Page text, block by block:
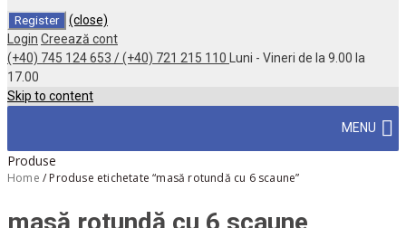
(close)
Login Creează cont
(+40) 745 124 653 / (+40) 721 215 110
Luni - Vineri de la 9.00 la
17.00
Skip to content
MENU
Produse
Home / Produse etichetate “masă rotundă cu 6 scaune”
masă rotundă cu 6 scaune